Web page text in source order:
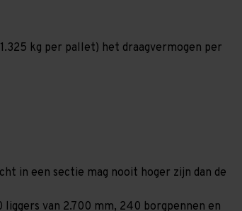
kg per pallet) het draagvermogen per
in een sectie mag nooit hoger zijn dan de
liggers van 2.700 mm, 240 borgpennen en